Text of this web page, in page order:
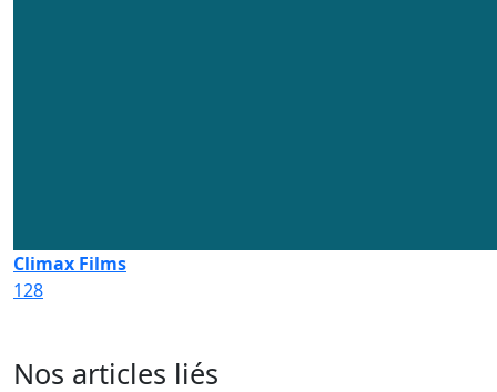
Climax Films
128
Nos articles liés